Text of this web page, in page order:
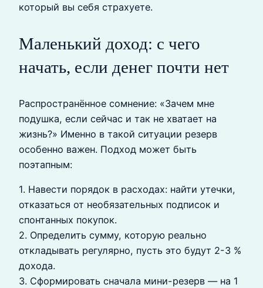
который вы себя страхуете.
Маленький доход: с чего
начать, если денег почти нет
Распространённое сомнение: «Зачем мне
подушка, если сейчас и так не хватает на
жизнь?» Именно в такой ситуации резерв
особенно важен. Подход может быть
поэтапным:
1. Навести порядок в расходах: найти утечки,
отказаться от необязательных подписок и
спонтанных покупок.
2. Определить сумму, которую реально
откладывать регулярно, пусть это будут 2-3 %
дохода.
3. Сформировать сначала мини-резерв — на 1